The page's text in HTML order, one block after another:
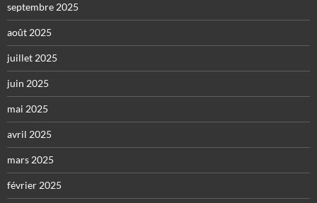
septembre 2025
août 2025
juillet 2025
juin 2025
mai 2025
avril 2025
mars 2025
février 2025